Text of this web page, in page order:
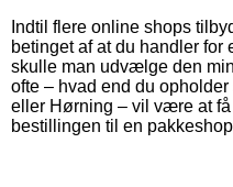
Indtil flere online shops
betinget af at du handler for
skulle man udvælge den
ofte – hvad end du
eller Hørning – vil være at
bestillingen til en